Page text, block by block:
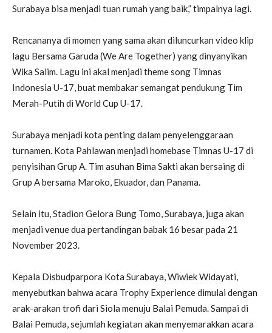
Surabaya bisa menjadi tuan rumah yang baik,” timpalnya lagi.
Rencananya di momen yang sama akan diluncurkan video klip
lagu Bersama Garuda (We Are Together) yang dinyanyikan
Wika Salim. Lagu ini akal menjadi theme song Timnas
Indonesia U-17, buat membakar semangat pendukung Tim
Merah-Putih di World Cup U-17.
Surabaya menjadi kota penting dalam penyelenggaraan
turnamen. Kota Pahlawan menjadi homebase Timnas U-17 di
penyisihan Grup A. Tim asuhan Bima Sakti akan bersaing di
Grup A bersama Maroko, Ekuador, dan Panama.
Selain itu, Stadion Gelora Bung Tomo, Surabaya, juga akan
menjadi venue dua pertandingan babak 16 besar pada 21
November 2023.
Kepala Disbudparpora Kota Surabaya, Wiwiek Widayati,
menyebutkan bahwa acara Trophy Experience dimulai dengan
arak-arakan trofi dari Siola menuju Balai Pemuda. Sampai di
Balai Pemuda, sejumlah kegiatan akan menyemarakkan acara